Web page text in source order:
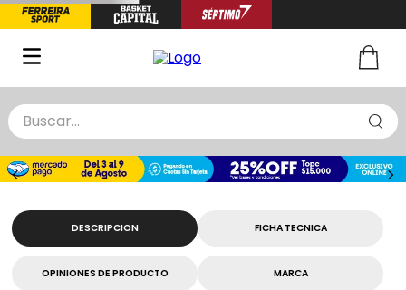
Buscar...
TÉRMINOS MÁS BUSCADOS
1.
zapatillas basquet
3.
zapatillas
.
medias
DESCRIPCION FICHA TECNICA
OPINIONES DE PRODUCTO MARCA